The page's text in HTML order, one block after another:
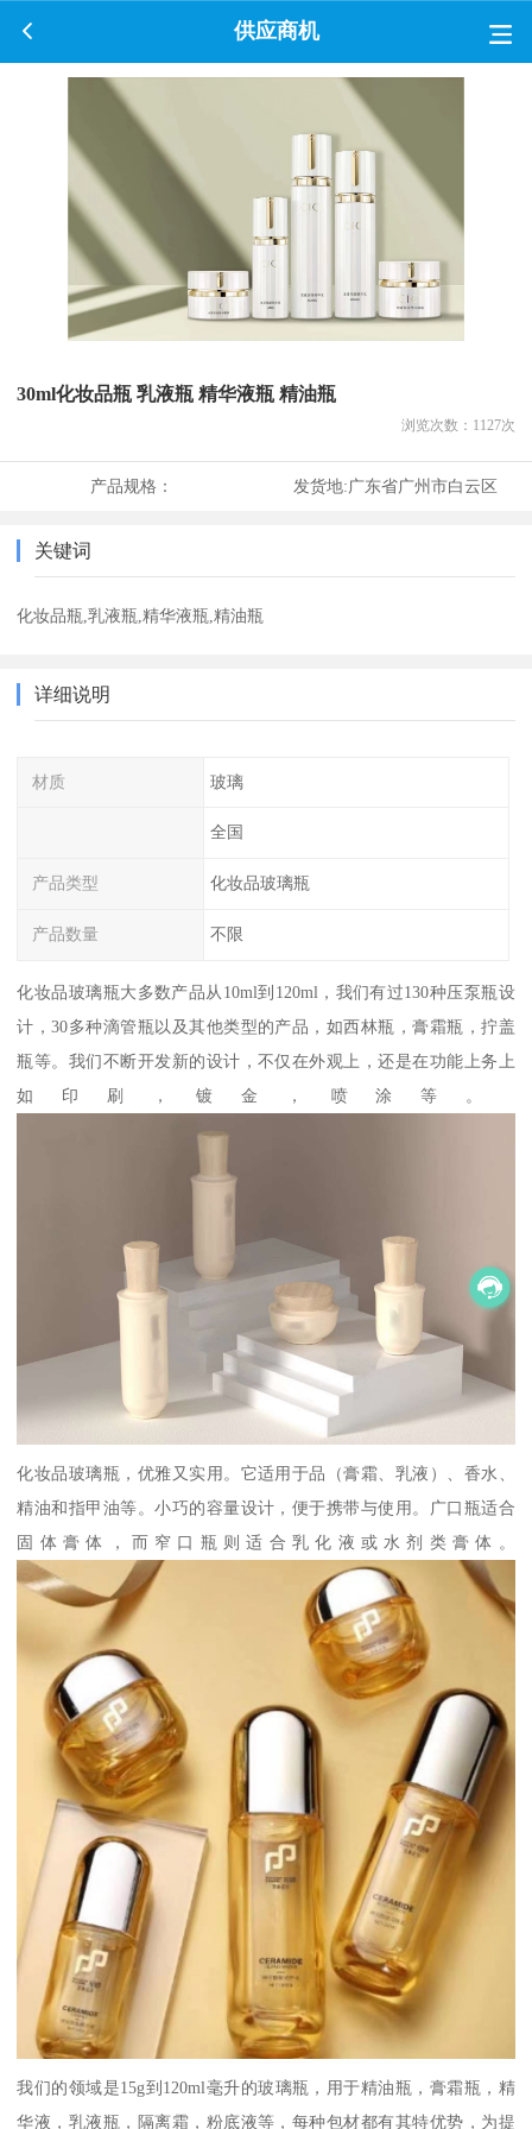
供应商机
30ml化妆品瓶 乳液瓶 精华液瓶 精油瓶
浏览次数： 1127次
产品规格： 发货地:广东省广州市白云区
关键词
化妆品瓶,乳液瓶,精华液瓶,精油瓶
详细说明
材质 玻璃
全国
产品类型 化妆品玻璃瓶
产品数量 不限
化妆品玻璃瓶大多数产品从10ml到120ml，我们有过130种压泵瓶设
计，30多种滴管瓶以及其他类型的产品，如西林瓶，膏霜瓶，拧盖
瓶等。我们不断开发新的设计，不仅在外观上，还是在功能上务上
如印刷，镀金，喷涂等。
化妆品玻璃瓶，优雅又实用。它适用于品（膏霜、乳液）、香水、
精油和指甲油等。小巧的容量设计，便于携带与使用。广口瓶适合
固体膏体，而窄口瓶则适合乳化液或水剂类膏体。
我们的领域是15g到120ml毫升的玻璃瓶，用于精油瓶，膏霜瓶，精
华液，乳液瓶，隔离霜，粉底液等，每种包材都有其特优势，为提